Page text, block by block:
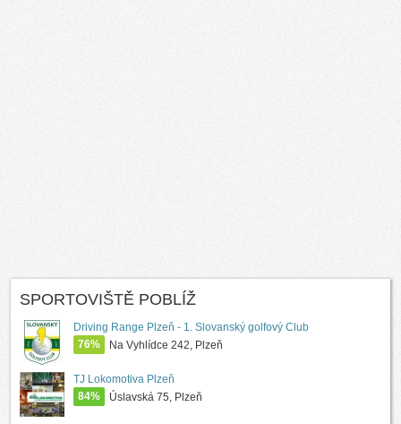
SPORTOVIŠTĚ POBLÍŽ
Driving Range Plzeň - 1. Slovanský golfový Club
76%
Na Vyhlídce 242, Plzeň
TJ Lokomotiva Plzeň
84%
Úslavská 75, Plzeň